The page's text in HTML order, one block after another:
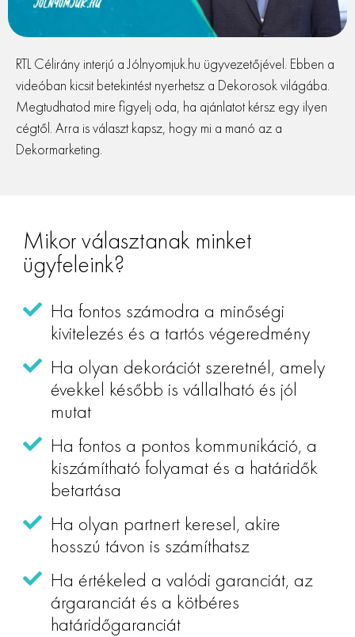
RTL Célirány interjú a Jólnyomjuk.hu ügyvezetőjével. Ebben a
videóban kicsit betekintést nyerhetsz a Dekorosok világába.
Megtudhatod mire figyelj oda, ha ajánlatot kérsz egy ilyen
cégtől. Arra is választ kapsz, hogy mi a manó az a
Dekormarketing.
Mikor választanak minket
ügyfeleink?
Ha fontos számodra a minőségi
kivitelezés és a tartós végeredmény
Ha olyan dekorációt szeretnél, amely
évekkel később is vállalható és jól
mutat
Ha fontos a pontos kommunikáció, a
kiszámítható folyamat és a határidők
betartása
Ha olyan partnert keresel, akire
hosszú távon is számíthatsz
Ha értékeled a valódi garanciát, az
árgaranciát és a kötbéres
határidőgaranciát